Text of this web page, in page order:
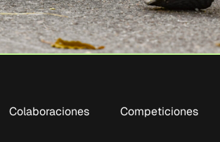
Colaboraciones Competiciones